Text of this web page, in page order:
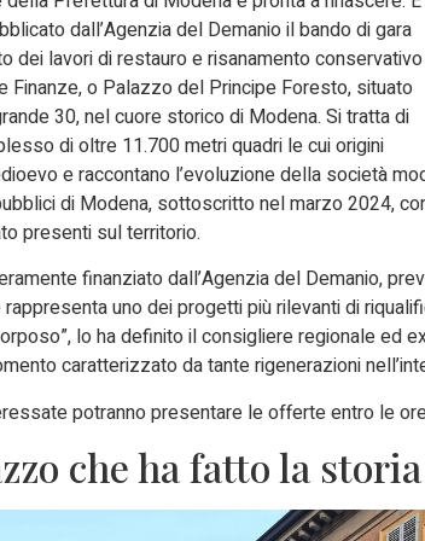
dall’Agenzia del Demanio il bando di gara
dei lavori di restauro e risanamento conservativo
Finanze, o Palazzo del Principe Foresto, situato
30, nel cuore storico di Modena. Si tratta di
di oltre 11.700 metri quadri le cui origini
e raccontano l’evoluzione della società
di Modena, sottoscritto nel marzo 2024,
presenti sul territorio.
finanziato dall’Agenzia del Demanio,
uno dei progetti più rilevanti di
lo ha definito il consigliere regionale ed
caratterizzato da tante rigenerazioni
potranno presentare le offerte entro le
che ha fatto la